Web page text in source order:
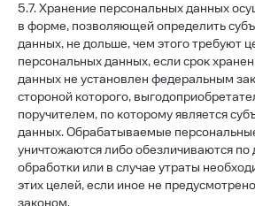
5.7. Хранение персональных данных
в форме, позволяющей определить
данных, не дольше, чем этого требуют
персональных данных, если срок
данных не установлен федеральным
стороной которого,
поручителем, по которому является
данных. Обрабатываемые
уничтожаются либо обезличиваются по
обработки или в случае утраты
этих целей, если иное не
законом.